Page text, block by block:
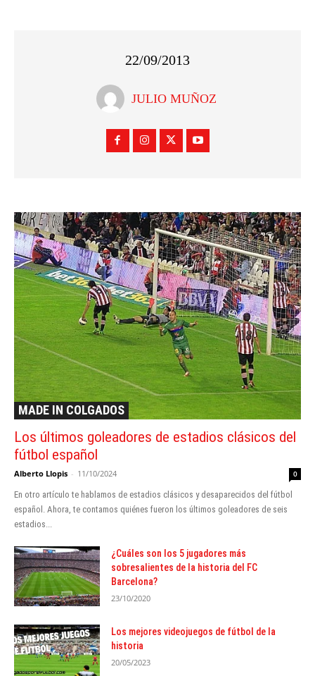
22/09/2013
JULIO MUÑOZ
MADE IN COLGADOS
Los últimos goleadores de estadios clásicos del
fútbol español
Alberto Llopis - 11/10/2024 0
En otro artículo te hablamos de estadios clásicos y desaparecidos del fútbol
español. Ahora, te contamos quiénes fueron los últimos goleadores de seis
estadios...
¿Cuáles son los 5 jugadores más
sobresalientes de la historia del FC
Barcelona?
23/10/2020
Los mejores videojuegos de fútbol de la
historia
20/05/2023